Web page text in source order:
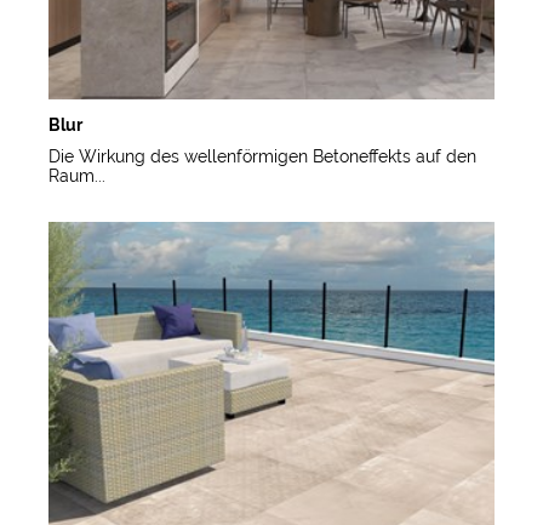
Blur
Die Wirkung des wellenförmigen Betoneffekts auf den
Raum...